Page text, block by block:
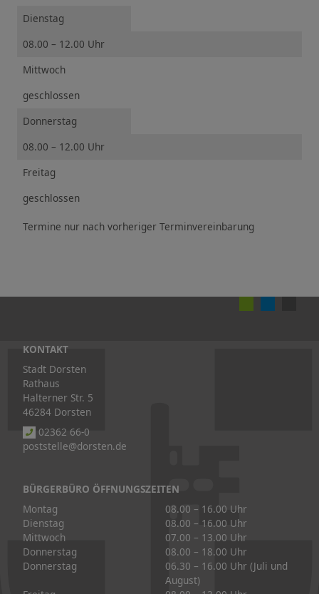
Dienstag
08.00 – 12.00 Uhr
Mittwoch
geschlossen
Donnerstag
08.00 – 12.00 Uhr
Freitag
geschlossen
Termine nur nach vorheriger Terminvereinbarung
KONTAKT
Stadt Dorsten
Rathaus
Halterner Str. 5
46284 Dorsten
02362 66-0
poststelle@dorsten.de
BÜRGERBÜRO ÖFFNUNGSZEITEN
Montag
08.00 – 16.00 Uhr
Dienstag
08.00 – 16.00 Uhr
Mittwoch
07.00 – 13.00 Uhr
Donnerstag
08.00 – 18.00 Uhr
Donnerstag
06.30 – 16.00 Uhr (Juli und
August)